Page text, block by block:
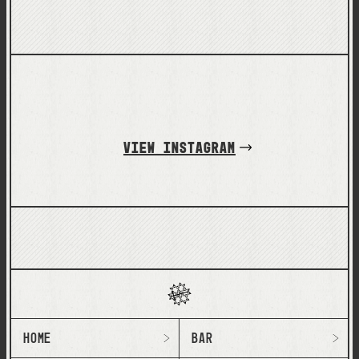
instagram
HOME BAR